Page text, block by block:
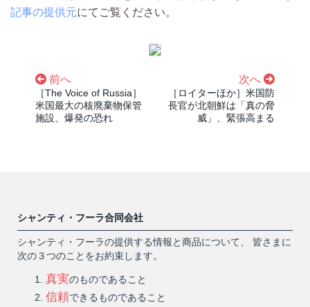
記事の提供元にてご覧ください。
前へ
［The Voice of Russia］
米国最大の核廃棄物保管
施設、爆発の恐れ
次へ
［ロイターほか］米国防
長官が北朝鮮は「真の脅
威」、緊張高まる
シャンティ・フーラ合同会社
シャンティ・フーラの提供する情報と商品について、 皆さまに
次の３つのことをお約束します。
真実のものであること
信頼できるものであること